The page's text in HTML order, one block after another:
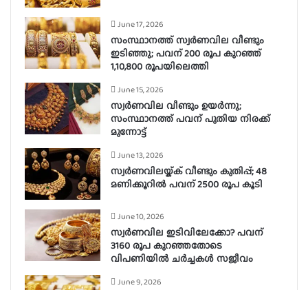
June 17, 2026
സംസ്ഥാനത്ത് സ്വർണവില വീണ്ടും
ഇടിഞ്ഞു; പവന് 200 രൂപ കുറഞ്ഞ്
1,10,800 രൂപയിലെത്തി
June 15, 2026
സ്വർണവില വീണ്ടും ഉയർന്നു;
സംസ്ഥാനത്ത് പവന് പുതിയ നിരക്ക്
മുന്നോട്ട്
June 13, 2026
സ്വർണവിലയ്ക്ക് വീണ്ടും കുതിപ്പ്; 48
മണിക്കൂറിൽ പവന് 2500 രൂപ കൂടി
June 10, 2026
സ്വർണവില ഇടിവിലേക്കോ? പവന്
3160 രൂപ കുറഞ്ഞതോടെ
വിപണിയിൽ ചർച്ചകൾ സജീവം
June 9, 2026